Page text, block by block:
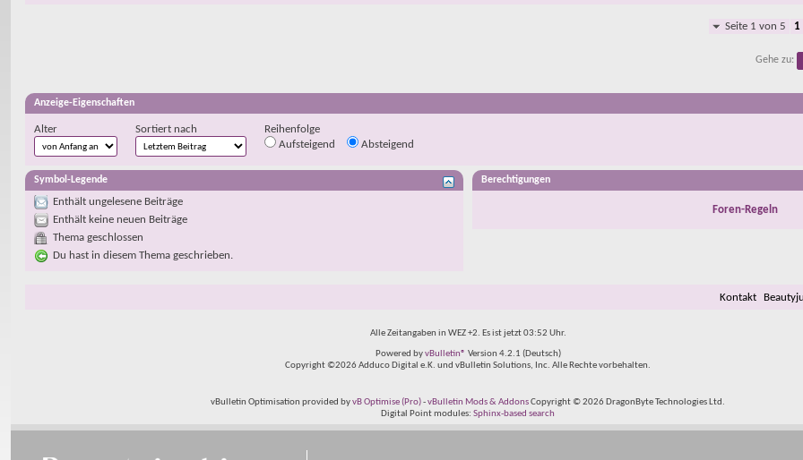
Seite 1 von 5 1
Gehe zu:
Anzeige-Eigenschaften
Alter Sortiert nach
Reihenfolge
Aufsteigend
Absteigend
Symbol-Legende
Enthält ungelesene Beiträge
Enthält keine neuen Beiträge
Thema geschlossen
Du hast in diesem Thema geschrieben.
Berechtigungen
Foren-Regeln
Kontakt
Alle Zeitangaben in WEZ +2. Es ist jetzt03:52 Uhr.
Powered byvBulletin® Version 4.2.1 (Deutsch)
Copyright ©2026 Adduco Digital e.K. und vBulletin Solutions, Inc. Alle Rechte vorbehalten.
vBulletin Optimisation provided byvB Optimise (Pro)-vBulletin Mods & AddonsCopyright © 2026 DragonByte Technologies Ltd.
Digital Point modules: Sphinx-based search